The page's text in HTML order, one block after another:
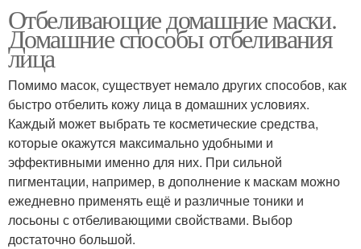
Отбеливающие домашние маски.
Домашние способы отбеливания
лица
Помимо масок, существует немало других способов, как
быстро отбелить кожу лица в домашних условиях.
Каждый может выбрать те косметические средства,
которые окажутся максимально удобными и
эффективными именно для них. При сильной
пигментации, например, в дополнение к маскам можно
ежедневно применять ещё и различные тоники и
лосьоны с отбеливающими свойствами. Выбор
достаточно большой.